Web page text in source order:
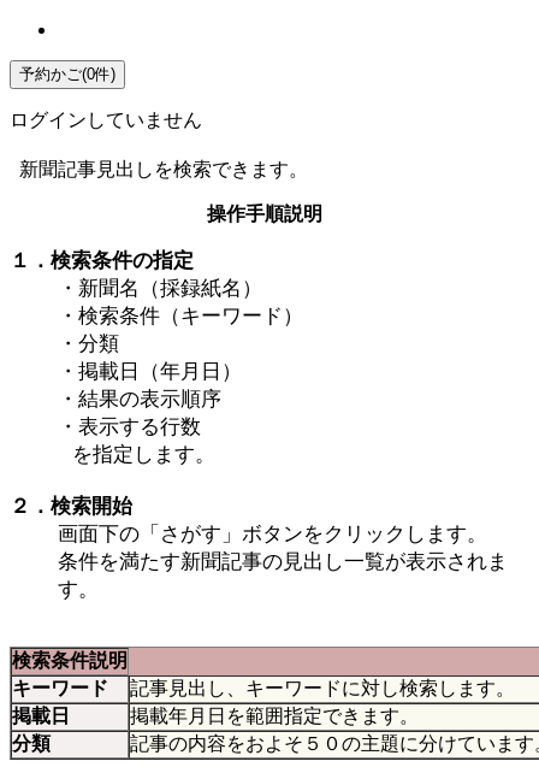
ログインしていません
新聞記事見出しを検索できます。
操作手順説明
１．検索条件の指定
・新聞名（採録紙名）
・検索条件（キーワード）
・分類
・掲載日（年月日）
・結果の表示順序
・表示する行数
を指定します。
２．検索開始
画面下の「さがす」ボタンをクリックします。
条件を満たす新聞記事の見出し一覧が表示されま
す。
検索条件説明
キーワード
記事見出し、キーワードに対し検索します。
掲載日
掲載年月日を範囲指定できます。
分類
記事の内容をおよそ５０の主題に分けています